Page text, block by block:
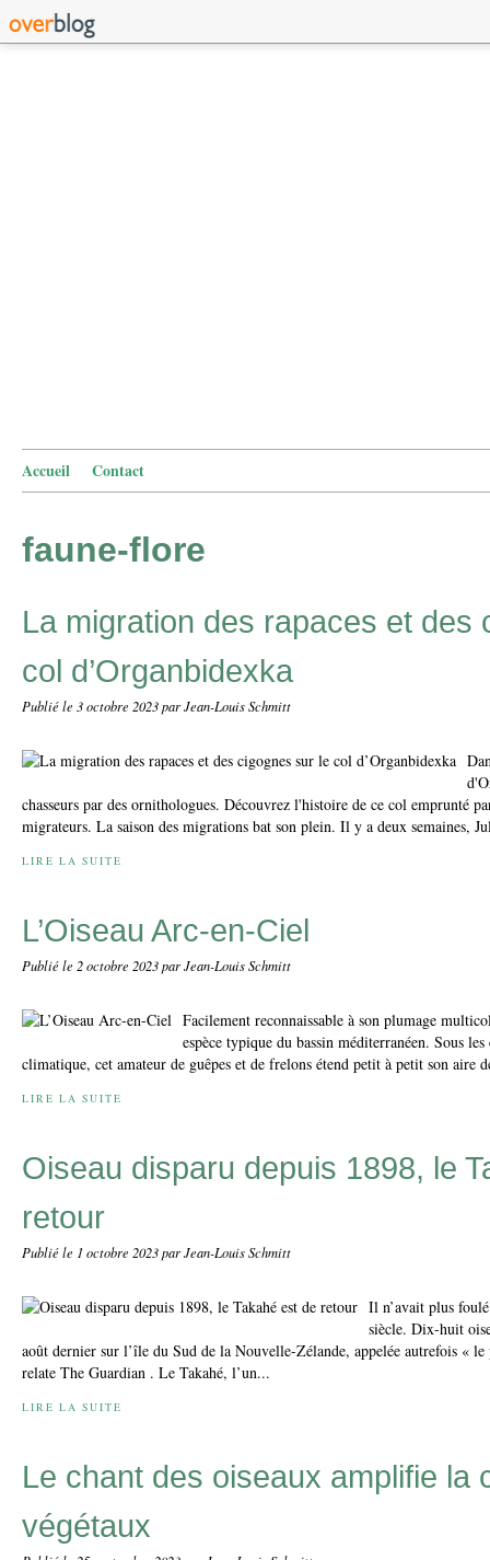
Accueil Contact
faune-flore
La migration des rapaces et des
col d’Organbidexka
Publié le 3 octobre 2023par Jean-Louis Schmitt
chasseurs par des ornithologues. Découvrez l'histoire de ce col emprunté
migrateurs. La saison des migrations bat son plein. Il y a deux semaines,
LIRE LA SUITE
L’Oiseau Arc-en-Ciel
Publié le 2 octobre 2023par Jean-Louis Schmitt
Facilement reconnaissable à son plumage
espèce typique du bassin méditerranéen. Sous
climatique, cet amateur de guêpes et de frelons étend petit à petit son aire
LIRE LA SUITE
Oiseau disparu depuis 1898, le
retour
Publié le 1 octobre 2023par Jean-Louis Schmitt
Il n’avait plus
siècle. Dix-huit
août dernier sur l’île du Sud de la Nouvelle-Zélande, appelée autrefois «
relate The Guardian . Le Takahé, l’un...
LIRE LA SUITE
Le chant des oiseaux amplifie la
végétaux